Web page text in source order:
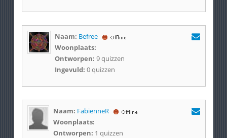
Naam: Befree
Woonplaats:
Ontworpen: 9 quizzen
Ingevuld: 0 quizzen
Naam: FabienneR
Woonplaats:
Ontworpen: 1 quizzen